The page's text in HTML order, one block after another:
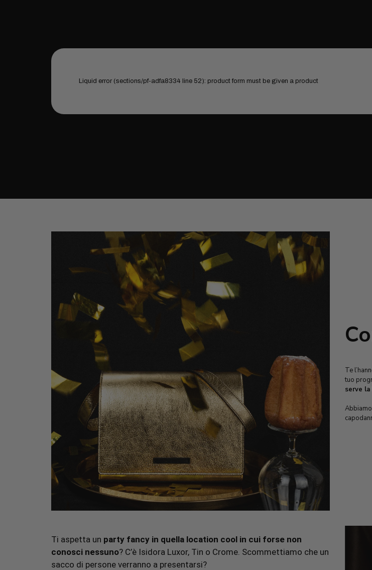
Liquid error (sections/pf-adfa8334 line 52): product form must be given a product
Te
tuo
serve
Ti aspetta un party fancy in quella location cool in cui forse non
conosci nessuno? C’è Isidora Luxor, Tin o Crome. Scommettiamo che un
sacco di persone verranno a presentarsi?